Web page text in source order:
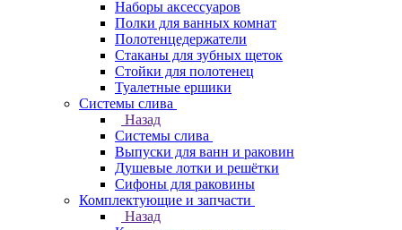
Наборы аксессуаров
Полки для ванных комнат
Полотенцедержатели
Стаканы для зубных щеток
Стойки для полотенец
Туалетные ершики
Системы слива
Назад
Системы слива
Выпуски для ванн и раковин
Душевые лотки и решётки
Сифоны для раковины
Комплектующие и запчасти
Назад